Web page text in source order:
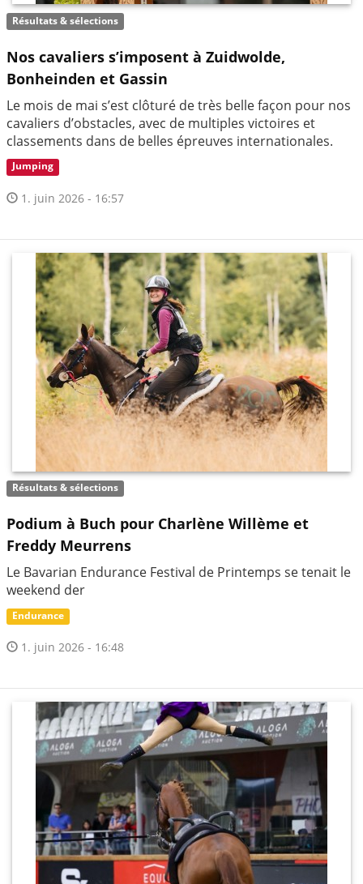
Résultats & sélections
Nos cavaliers s’imposent à Zuidwolde,
Bonheinden et Gassin
Le mois de mai s’est clôturé de très belle façon pour nos
cavaliers d’obstacles, avec de multiples victoires et
classements dans de belles épreuves internationales.
Jumping
1. juin 2026 - 16:57
Résultats & sélections
Podium à Buch pour Charlène Willème et
Freddy Meurrens
Le Bavarian Endurance Festival de Printemps se tenait le
weekend der
Endurance
1. juin 2026 - 16:48